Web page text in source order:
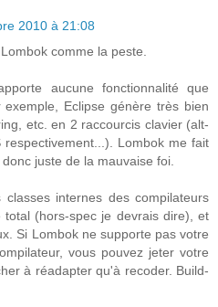
2010 à 21:08
comme la peste.
aucune fonctionnalité que
Eclipse génère très bien
etc. en 2 raccourcis clavier (alt-
Lombok me fait
juste de la mauvaise foi.
internes des compilateurs
(hors-spec je devrais dire), et
Si Lombok ne supporte pas votre
vous pouvez jeter votre
à réadapter qu'à recoder. Build-